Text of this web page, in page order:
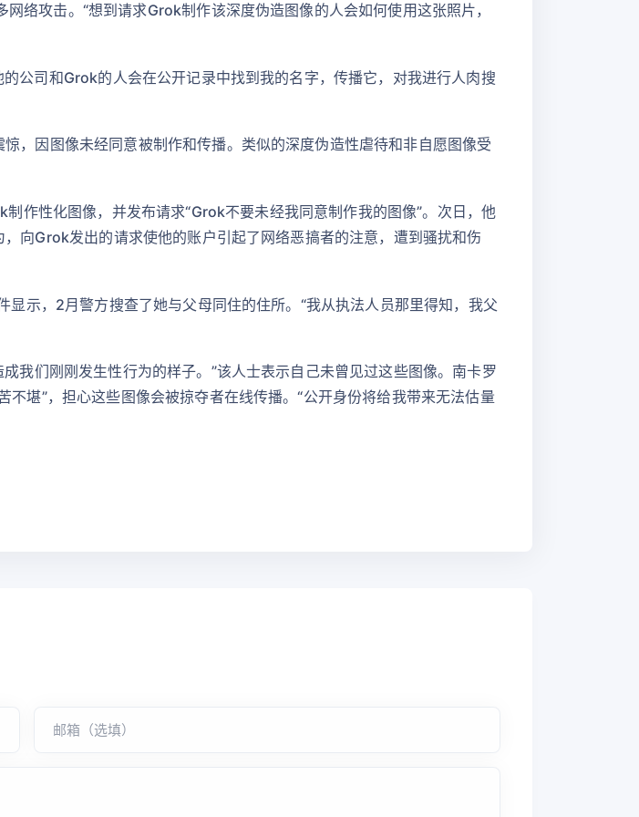
络攻击。“想到请求Grok制作该深度伪造图像的人会如何使用这张照片，
公司和Grok的人会在公开记录中找到我的名字，传播它，对我进行人肉搜
，因图像未经同意被制作和传播。类似的深度伪造性虐待和非自愿图像受
作性化图像，并发布请求“Grok不要未经我同意制作我的图像”。次日，他
向Grok发出的请求使他的账户引起了网络恶搞者的注意，遭到骚扰和伤
示，2月警方搜查了她与父母同住的住所。“我从执法人员那里得知，我父
我们刚刚发生性行为的样子。”该人士表示自己未曾见过这些图像。南卡罗
堪”，担心这些图像会被掠夺者在线传播。“公开身份将给我带来无法估量